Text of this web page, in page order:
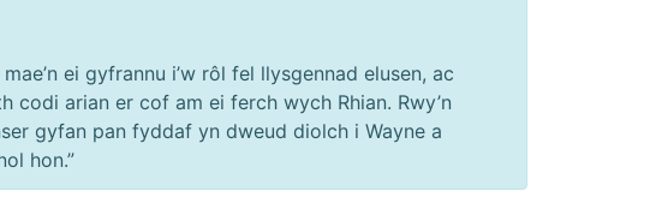
ei gyfrannu i’w rôl fel llysgennad elusen, ac
arian er cof am ei ferch wych Rhian. Rwy’n
gyfan pan fyddaf yn dweud diolch i Wayne a
hon.”